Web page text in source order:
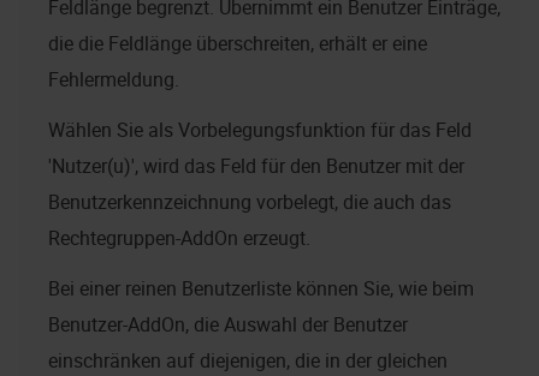
Feldlänge begrenzt. Übernimmt ein Benutzer Einträge,
die die Feldlänge überschreiten, erhält er eine
Fehlermeldung.
Wählen Sie als Vorbelegungsfunktion für das Feld
'Nutzer(u)', wird das Feld für den Benutzer mit der
Benutzerkennzeichnung vorbelegt, die auch das
Rechtegruppen-AddOn erzeugt.
Bei einer reinen Benutzerliste können Sie, wie beim
Benutzer-AddOn, die Auswahl der Benutzer
einschränken auf diejenigen, die in der gleichen